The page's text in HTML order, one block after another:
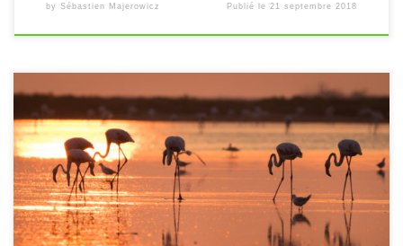
by Sébastien Majerowicz Publié le 21 septembre 2018
[…]